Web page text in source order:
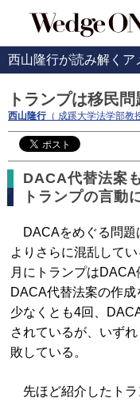
西山隆行が読み解くア
トランプは移民
西山隆行（ 成蹊大学法学部教
DACA代替法案も
トランプの言動
DACAをめぐる問題
よりさらに混乱して
月にトランプは
DACA代替法案の作
少なくとも4回、
されているが、いず
敗している。
先ほど紹介したトラ